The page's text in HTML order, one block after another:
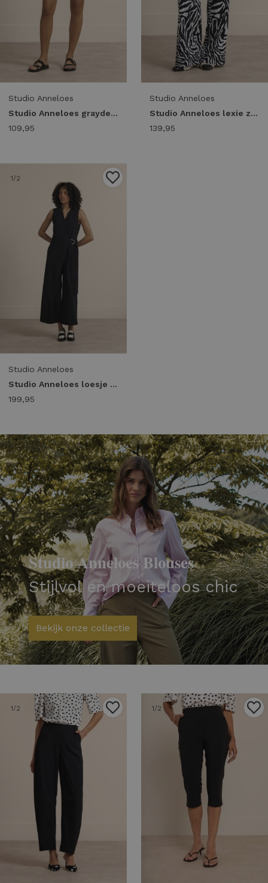
Studio Anneloes
Studio Anneloes grayden zebra short 14414 Korte broeken 9017 black/ecru
109,95
Studio Anneloes
Studio Anneloes lexie zebra summer trousers 14415 Broek 9017 black/ecru
139,95
1/2
Studio Anneloes
Studio Anneloes loesje jumpsuit 14417 Jumpsuit 9000 black
199,95
Studio Anneloes Blouses
Stijlvol en moeiteloos chic
Bekijk onze collectie
1/2 1/2